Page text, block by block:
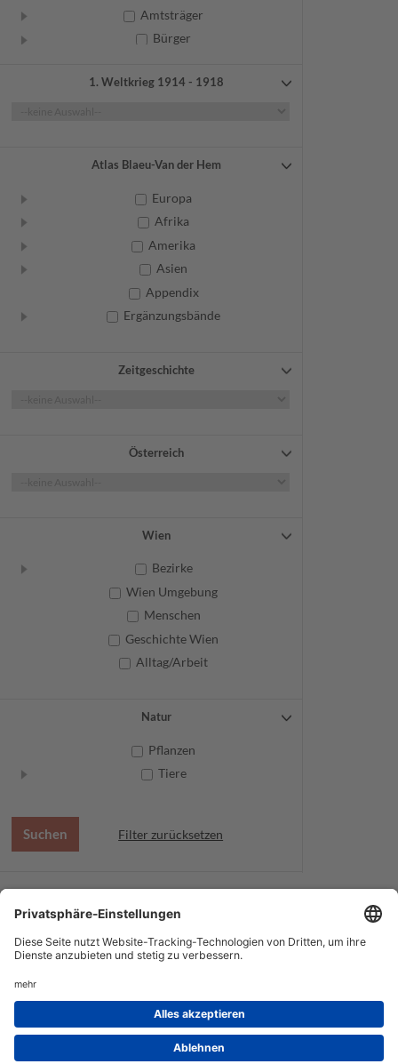
Amtsträger
Bürger
Geistliche
Weitere
1. Weltkrieg 1914 - 1918
Atlas Blaeu-Van der Hem
Europa
Afrika
Amerika
Asien
Appendix
Ergänzungsbände
Zeitgeschichte
Österreich
Wien
Bezirke
Wien Umgebung
Menschen
Geschichte Wien
Alltag/Arbeit
Natur
Pflanzen
Tiere
Filter zurücksetzen
Datenschutz
Service